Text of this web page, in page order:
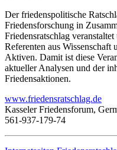
Der friedenspolitische
Friedensforschung in
Friedensratschlag
Referenten aus
Aktiven. Damit ist diese
aktueller Analysen und der
Friedensaktionen.
www.friedensratschlag.de
Kasseler Friedensforum,
561-937-179-74